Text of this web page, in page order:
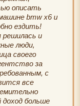
описать
bmw x6 и
ездить!
решилась и
люди,
своего
за
с
все
больше